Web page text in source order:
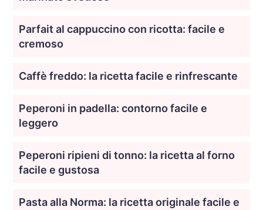
Parfait al cappuccino con ricotta: facile e
cremoso
Caffè freddo: la ricetta facile e rinfrescante
Peperoni in padella: contorno facile e
leggero
Peperoni ripieni di tonno: la ricetta al forno
facile e gustosa
Pasta alla Norma: la ricetta originale facile e